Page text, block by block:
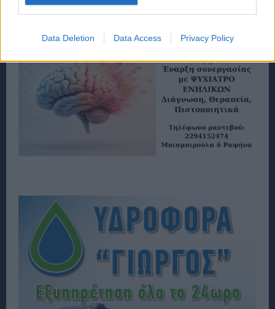
Data Deletion Data Access Privacy Policy